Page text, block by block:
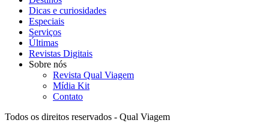
Dicas e curiosidades
Especiais
Serviços
Últimas
Revistas Digitais
Sobre nós
Revista Qual Viagem
Mídia Kit
Contato
Todos os direitos reservados - Qual Viagem